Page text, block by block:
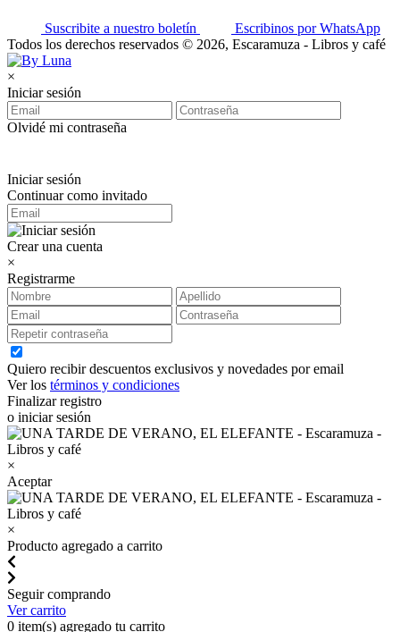
Suscribite a nuestro boletín
Escribinos por WhatsApp
Todos los derechos reservados © 2026, Escaramuza - Libros y café
×
Iniciar sesión
Olvidé mi contraseña
Iniciar sesión
Continuar como invitado
Crear una cuenta
×
Registrarme
Quiero recibir descuentos exclusivos y novedades por email
Ver los términos y condiciones
Finalizar registro
o iniciar sesión
×
Aceptar
×
Producto agregado a carrito
Seguir comprando
Ver carrito
0 item(s) agregado tu carrito